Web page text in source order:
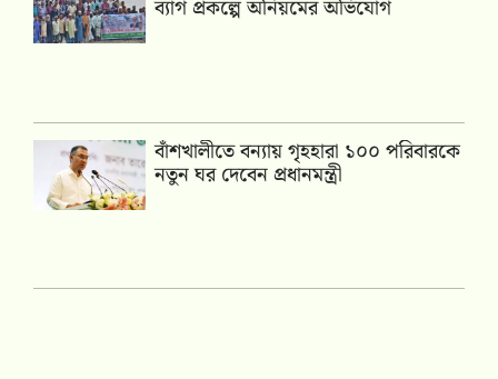
ব্যাগ প্রকল্পে অনিয়মের অভিযোগ
বাঁশখালীতে বন্যায় গৃহহারা ১০০ পরিবারকে
নতুন ঘর দেবেন প্রধানমন্ত্রী